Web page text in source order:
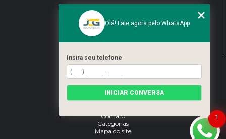
CONTATO
(11) 95462-8630
bene@jcgdivisorias.com
Home
Sobre Nós
Serviços
Contato
Categorias
Mapa do site
1
Olá! Fale agora pelo WhatsApp
Insira seu telefone
INICIAR CONVERSA